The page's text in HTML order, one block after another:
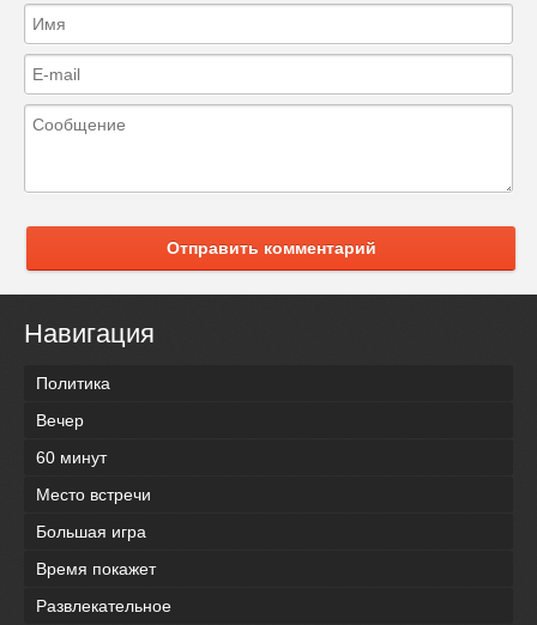
Отправить комментарий
Навигация
Политика
Вечер
60 минут
Место встречи
Большая игра
Время покажет
Развлекательное